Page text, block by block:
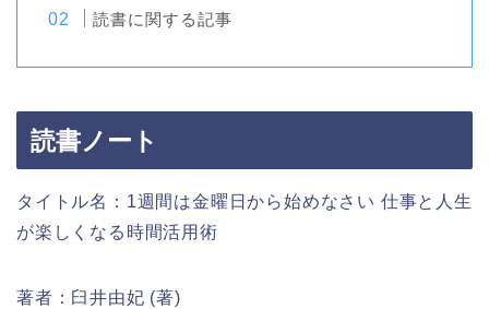
読書に関する記事
読書ノート
タイトル名：1週間は金曜日から始めなさい 仕事と人生
が楽しくなる時間活用術
著者：臼井由妃 (著)